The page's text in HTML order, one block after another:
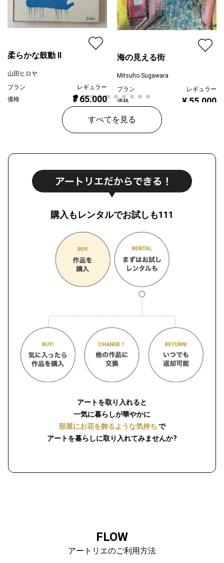
柔らかな鼓動 Ⅱ
山田ヒロヤ
プラン
レギュラー
価格
¥ 65,000
海の見える街
Mitsuho Sugawara
プラン
レギュラー
価格
¥ 55,000
すべてを見る
購入もレンタルでお試しも111
アートを取り入れると
一気に暮らしが華やかに
部屋にお花を飾るような気持ち で
アートを暮らしに取り入れてみませんか?
FLOW
アートリエのご利用方法